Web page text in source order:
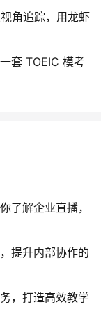
角追踪，用龙虾
套 TOEIC 模考
了解企业直播，
提升内部协作的
，打造高效教学